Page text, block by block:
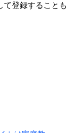
て登録することも